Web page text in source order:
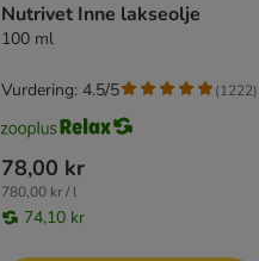
Nutrivet Inne lakseolje
100 ml
78,00 kr
780,00 kr / l
74,10 kr
Vurdering: 4.5/5 (1222)